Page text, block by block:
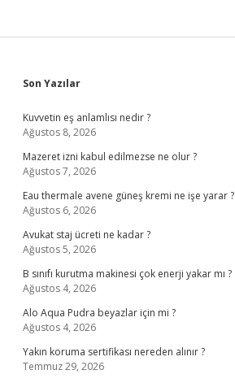
Sidebar
Son Yazılar
Kuvvetin eş anlamlısı nedir ?
Ağustos 8, 2026
Mazeret izni kabul edilmezse ne olur ?
Ağustos 7, 2026
Eau thermale avene güneş kremi ne işe yarar ?
Ağustos 6, 2026
Avukat staj ücreti ne kadar ?
Ağustos 5, 2026
B sınıfı kurutma makinesi çok enerji yakar mı ?
Ağustos 4, 2026
Alo Aqua Pudra beyazlar için mi ?
Ağustos 4, 2026
Yakın koruma sertifikası nereden alınır ?
Temmuz 29, 2026